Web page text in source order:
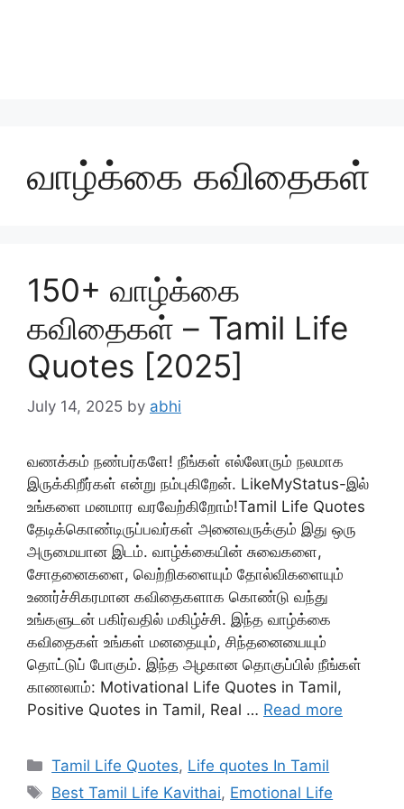
வாழ்க்கை கவிதைகள்
150+ வாழ்க்கை
கவிதைகள் – Tamil Life
Quotes [2025]
July 14, 2025 by abhi
வணக்கம் நண்பர்களே! நீங்கள் எல்லோரும் நலமாக
இருக்கிறீர்கள் என்று நம்புகிறேன். LikeMyStatus-இல்
உங்களை மனமார வரவேற்கிறோம்!Tamil Life Quotes
தேடிக்கொண்டிருப்பவர்கள் அனைவருக்கும் இது ஒரு
அருமையான இடம். வாழ்க்கையின் சுவைகளை,
சோதனைகளை, வெற்றிகளையும் தோல்விகளையும்
உணர்ச்சிகரமான கவிதைகளாக கொண்டு வந்து
உங்களுடன் பகிர்வதில் மகிழ்ச்சி. இந்த வாழ்க்கை
கவிதைகள் உங்கள் மனதையும், சிந்தனையையும்
தொட்டுப் போகும். இந்த அழகான தொகுப்பில் நீங்கள்
காணலாம்: Motivational Life Quotes in Tamil,
Positive Quotes in Tamil, Real … Read more
Categories
Tamil Life Quotes, Life quotes In Tamil
Tags
Best Tamil Life Kavithai, Emotional Life